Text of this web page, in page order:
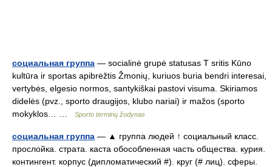
социальная группа — socialinė grupė statusas T sritis Kūno
kultūra ir sportas apibrėžtis Žmonių, kuriuos buria bendri interesai,
vertybės, elgesio normos, santykiškai pastovi visuma. Skiriamos
didelės (pvz., sporto draugijos, klubo nariai) ir mažos (sporto
mokyklos… …
Sporto terminų žodynas
социальная группа — ▲ группа людей ↑ социальный класс.
прослойка. страта. каста обособленная часть общества. курия.
контингент. корпус (дипломатический #). круг (# лиц). сферы.